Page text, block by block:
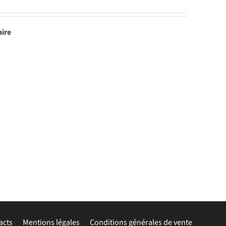
Mentions légales Conditions générales de vente